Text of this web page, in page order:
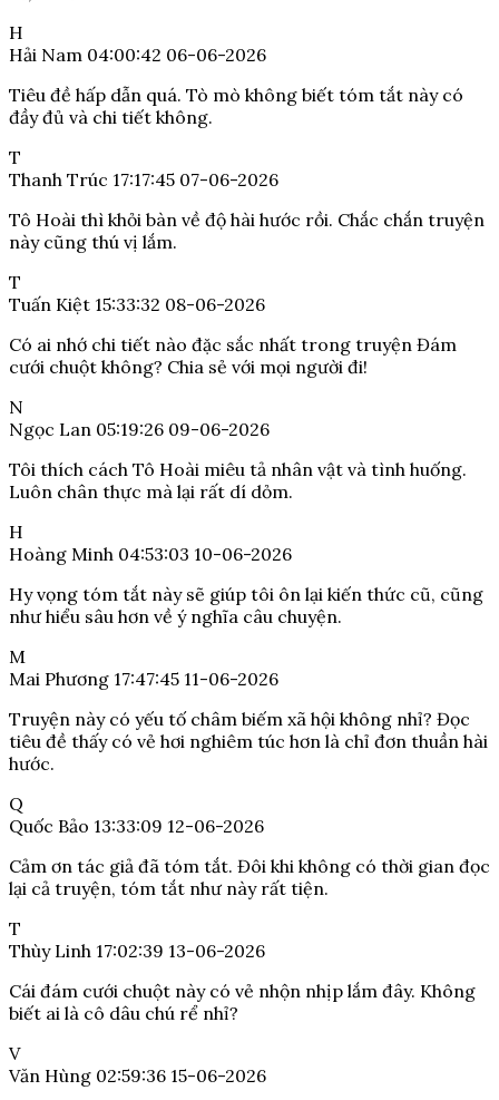
H
Hải Nam 04:00:42 06-06-2026
Tiêu đề hấp dẫn quá. Tò mò không biết tóm tắt này có
đầy đủ và chi tiết không.
T
Thanh Trúc 17:17:45 07-06-2026
Tô Hoài thì khỏi bàn về độ hài hước rồi. Chắc chắn truyện
này cũng thú vị lắm.
T
Tuấn Kiệt 15:33:32 08-06-2026
Có ai nhớ chi tiết nào đặc sắc nhất trong truyện Đám
cưới chuột không? Chia sẻ với mọi người đi!
N
Ngọc Lan 05:19:26 09-06-2026
Tôi thích cách Tô Hoài miêu tả nhân vật và tình huống.
Luôn chân thực mà lại rất dí dỏm.
H
Hoàng Minh 04:53:03 10-06-2026
Hy vọng tóm tắt này sẽ giúp tôi ôn lại kiến thức cũ, cũng
như hiểu sâu hơn về ý nghĩa câu chuyện.
M
Mai Phương 17:47:45 11-06-2026
Truyện này có yếu tố châm biếm xã hội không nhỉ? Đọc
tiêu đề thấy có vẻ hơi nghiêm túc hơn là chỉ đơn thuần hài
hước.
Q
Quốc Bảo 13:33:09 12-06-2026
Cảm ơn tác giả đã tóm tắt. Đôi khi không có thời gian đọc
lại cả truyện, tóm tắt như này rất tiện.
T
Thùy Linh 17:02:39 13-06-2026
Cái đám cưới chuột này có vẻ nhộn nhịp lắm đây. Không
biết ai là cô dâu chú rể nhỉ?
V
Văn Hùng 02:59:36 15-06-2026